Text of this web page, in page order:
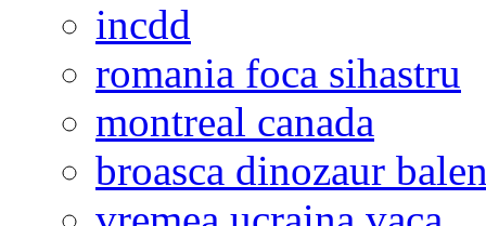
incdd
romania foca sihastru
montreal canada
broasca dinozaur